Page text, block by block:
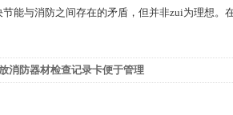
与消防之间存在的矛盾，但并非zui为理想。
消防器材检查记录卡便于管理